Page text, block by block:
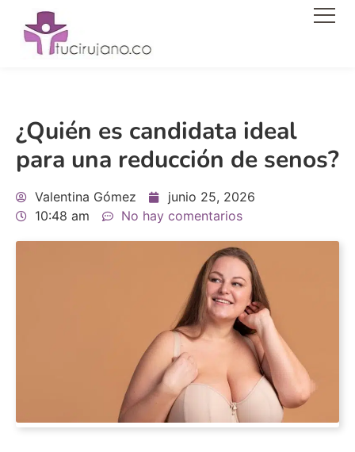
¿Quién es candidata ideal
para una reducción de senos?
Valentina Gómez
junio 25, 2026
10:48 am
No hay comentarios